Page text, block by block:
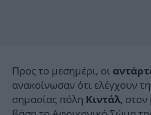
Προς το μεσημέρι, οι
ανακοίνωσαν ότι ελέγχουν
σημασίας πόλη Κιντάλ, στον